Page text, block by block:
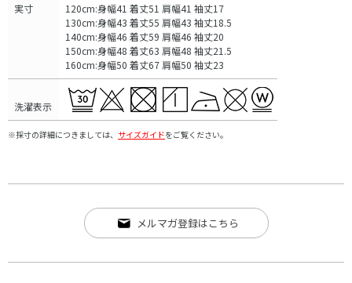
実寸
120cm:身幅41 着丈51 肩幅41 袖丈17
130cm:身幅43 着丈55 肩幅43 袖丈18.5
140cm:身幅46 着丈59 肩幅46 袖丈20
150cm:身幅48 着丈63 肩幅48 袖丈21.5
160cm:身幅50 着丈67 肩幅50 袖丈23
洗濯表示
※採寸の詳細につきましては、 サイズガイドをご覧ください。
メルマガ登録はこちら